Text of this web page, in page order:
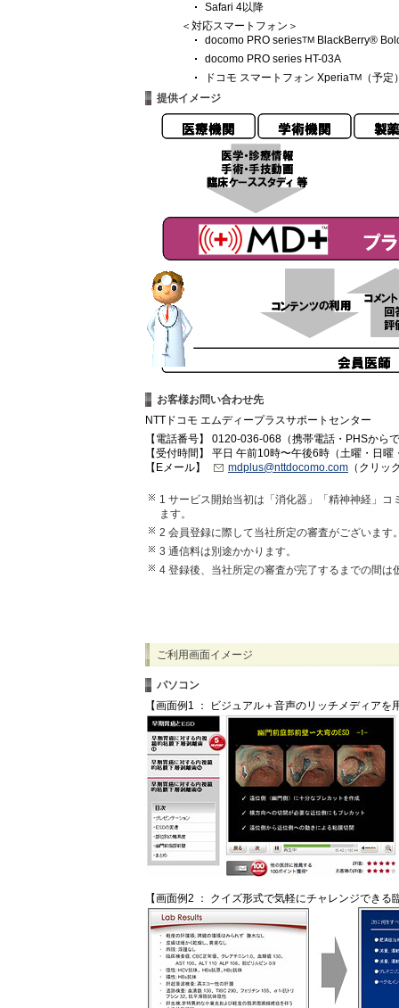
Safari 4以降
＜対応スマートフォン＞
docomo PRO seriesTM BlackBerry®
docomo PRO series HT-03A
ドコモ スマートフォン XperiaTM （予定
提供イメージ
お客様お問い合わせ先
NTTドコモ エムディープラスサポートセンター
【電話番号】 0120-036-068（携帯電話・PHSから
【受付時間】 平日 午前10時〜午後6時（土曜・日
【Eメール】
mdplus@nttdocomo.com （クリッ
1 サービス開始当初は「消化器」「精神神経」
ます。
2 会員登録に際して当社所定の審査がございます
3 通信料は別途かかります。
4 登録後、当社所定の審査が完了するまでの間
ご利用画面イメージ
パソコン
【画面例1 ： ビジュアル＋音声のリッチメディア
【画面例2 ： クイズ形式で気軽にチャレンジできる